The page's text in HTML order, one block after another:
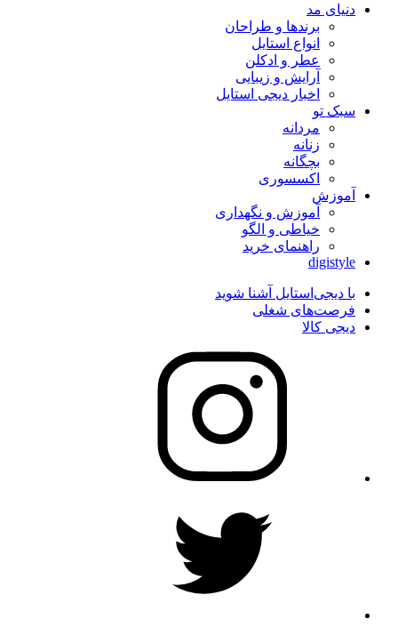
دنیای مد
برندها و طراحان
انواع استایل
عطر و ادکلن
آرایش و زیبایی
اخبار دیجی استایل
سبک تو
مردانه
زنانه
بچگانه
اکسسوری
آموزش
آموزش و نگهداری
خیاطی و الگو
راهنمای خرید
digistyle
با دیجی‌استایل آشنا شوید
فرصت‌های شغلی
دیجی کالا